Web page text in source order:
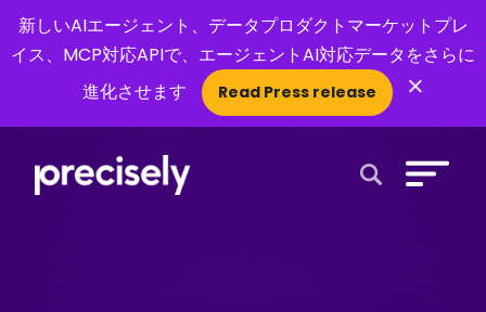
新しいAIエージェント、データプロダクトマーケットプレ
イス、MCP対応APIで、エージェントAI対応データをさらに
進化させます
Read Press release ×